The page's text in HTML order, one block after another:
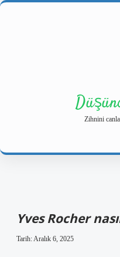
Zihnini
Yves Rocher
Tarih: Aralık 6, 2025